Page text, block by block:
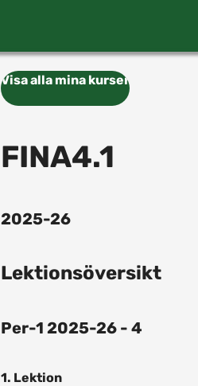
Visa alla mina kurser
FINA4.1
2025-26
Lektionsöversikt
Per-1 2025-26 - 4
1. Lektion